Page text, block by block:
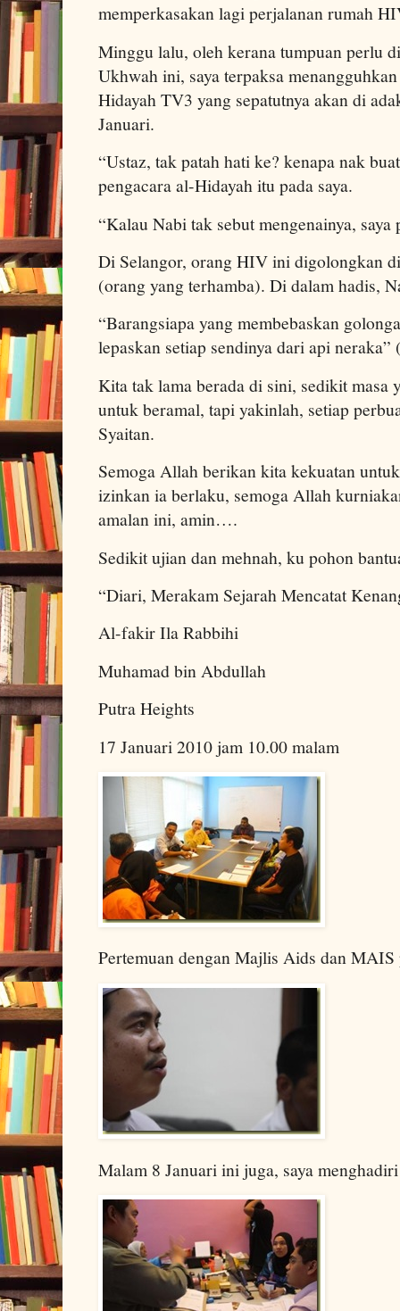
memperkasakan lagi perjalanan rumah
Minggu lalu, oleh kerana tumpuan perlu
Ukhwah ini, saya terpaksa
Hidayah TV3 yang sepatutnya akan di
Januari.
“Ustaz, tak patah hati ke? kenapa nak
pengacara al-Hidayah itu pada saya.
“Kalau Nabi tak sebut mengenainya, saya
Di Selangor, orang HIV ini digolongkan
(orang yang terhamba). Di dalam hadis,
“Barangsiapa yang membebaskan
lepaskan setiap sendinya dari api
Kita tak lama berada di sini, sedikit masa
untuk beramal, tapi yakinlah, setiap
Syaitan.
Semoga Allah berikan kita kekuatan
izinkan ia berlaku, semoga Allah
amalan ini, amin….
Sedikit ujian dan mehnah, ku pohon
“Diari, Merakam Sejarah Mencatat
Al-fakir Ila Rabbihi
Muhamad bin Abdullah
Putra Heights
17 Januari 2010 jam 10.00 malam
Pertemuan dengan Majlis Aids dan
Malam 8 Januari ini juga, saya